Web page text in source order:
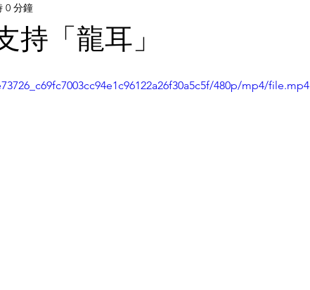
持「龍耳」
0 分鐘
480p/mp4/file.mp4